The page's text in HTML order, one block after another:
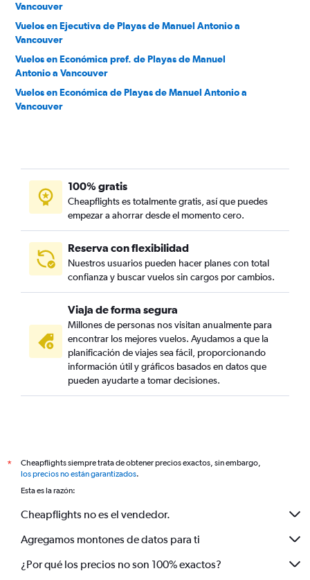
Vancouver
Vuelos en Ejecutiva de Playas de Manuel Antonio a
Vancouver
Vuelos en Económica pref. de Playas de Manuel
Antonio a Vancouver
Vuelos en Económica de Playas de Manuel Antonio a
Vancouver
100% gratis
Cheapflights es totalmente gratis, así que puedes
empezar a ahorrar desde el momento cero.
Reserva con flexibilidad
Nuestros usuarios pueden hacer planes con total
confianza y buscar vuelos sin cargos por cambios.
Viaja de forma segura
Millones de personas nos visitan anualmente para
encontrar los mejores vuelos. Ayudamos a que la
planificación de viajes sea fácil, proporcionando
información útil y gráficos basados en datos que
pueden ayudarte a tomar decisiones.
*
Cheapflights siempre trata de obtener precios exactos, sin embargo,
los precios no están garantizados.
Esta es la razón:
Cheapflights no es el vendedor.
Agregamos montones de datos para ti
¿Por qué los precios no son 100% exactos?